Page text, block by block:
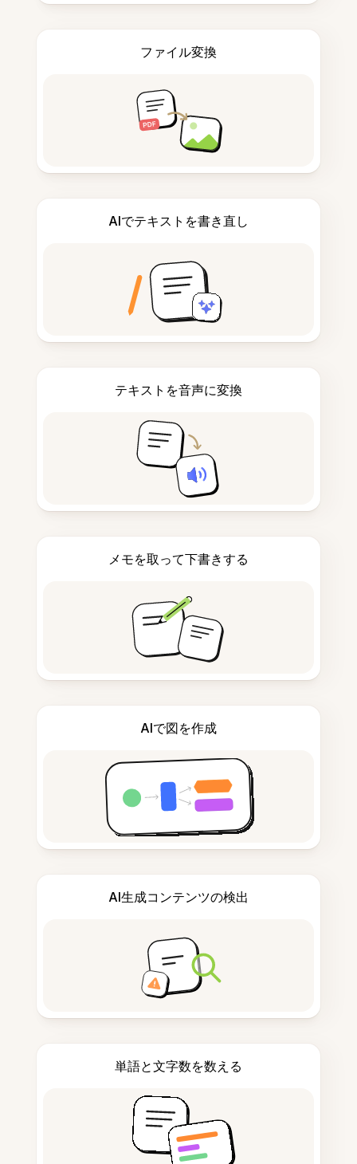
ファイル変換
AIでテキストを書き直し
テキストを音声に変換
メモを取って下書きする
AIで図を作成
AI生成コンテンツの検出
単語と文字数を数える